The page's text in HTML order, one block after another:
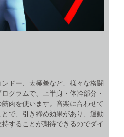
ドー、太極拳など、様々な格闘
グラムで、上半身・体幹部分・
肉を使います。音楽に合わせて
で、引き締め効果があり、運動
することが期待できるのでダイ